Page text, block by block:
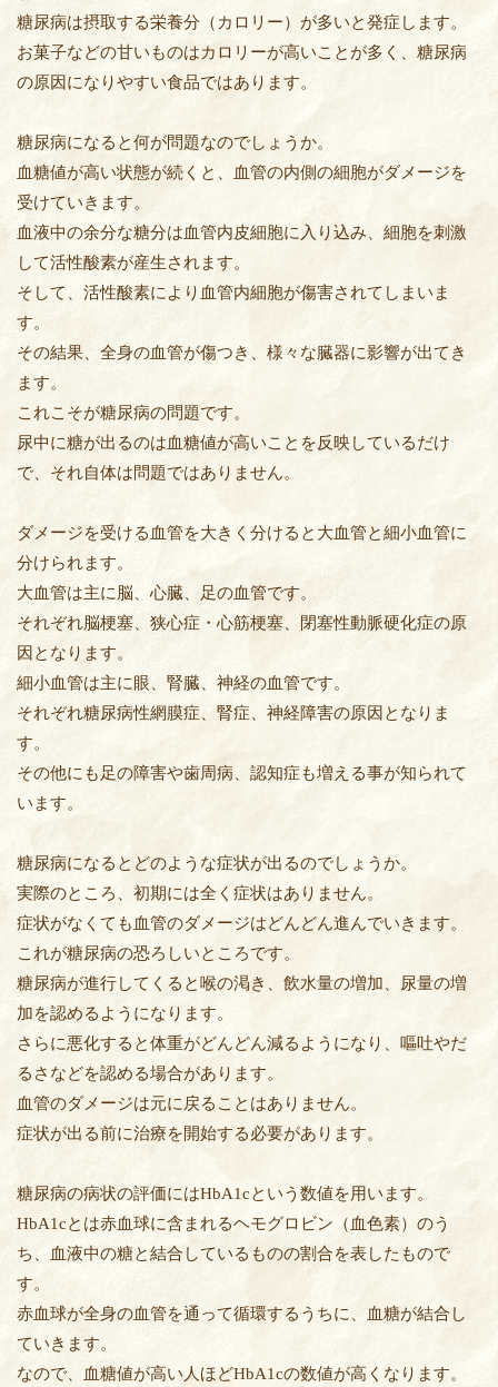
糖尿病は摂取する栄養分（カロリー）が多いと発症します。
お菓子などの甘いものはカロリーが高いことが多く、糖尿病
の原因になりやすい食品ではあります。
糖尿病になると何が問題なのでしょうか。
血糖値が高い状態が続くと、血管の内側の細胞がダメージを
受けていきます。
血液中の余分な糖分は血管内皮細胞に入り込み、細胞を刺激
して活性酸素が産生されます。
そして、活性酸素により血管内細胞が傷害されてしまいま
す。
その結果、全身の血管が傷つき、様々な臓器に影響が出てき
ます。
これこそが糖尿病の問題です。
尿中に糖が出るのは血糖値が高いことを反映しているだけ
で、それ自体は問題ではありません。
ダメージを受ける血管を大きく分けると大血管と細小血管に
分けられます。
大血管は主に脳、心臓、足の血管です。
それぞれ脳梗塞、狭心症・心筋梗塞、閉塞性動脈硬化症の原
因となります。
細小血管は主に眼、腎臓、神経の血管です。
それぞれ糖尿病性網膜症、腎症、神経障害の原因となりま
す。
その他にも足の障害や歯周病、認知症も増える事が知られて
います。
糖尿病になるとどのような症状が出るのでしょうか。
実際のところ、初期には全く症状はありません。
症状がなくても血管のダメージはどんどん進んでいきます。
これが糖尿病の恐ろしいところです。
糖尿病が進行してくると喉の渇き、飲水量の増加、尿量の増
加を認めるようになります。
さらに悪化すると体重がどんどん減るようになり、嘔吐やだ
るさなどを認める場合があります。
血管のダメージは元に戻ることはありません。
症状が出る前に治療を開始する必要があります。
糖尿病の病状の評価にはHbA1cという数値を用います。
HbA1cとは赤血球に含まれるヘモグロビン（血色素）のう
ち、血液中の糖と結合しているものの割合を表したもので
す。
赤血球が全身の血管を通って循環するうちに、血糖が結合し
ていきます。
なので、血糖値が高い人ほどHbA1cの数値が高くなります。